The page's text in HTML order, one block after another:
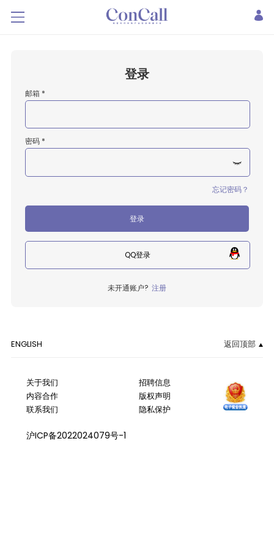
登录
邮箱 *
密码 *
忘记密码？
登录
QQ登录
未开通账户? 注册
ENGLISH 返回顶部
关于我们
内容合作
联系我们
招聘信息
版权声明
隐私保护
沪ICP备2022024079号-1